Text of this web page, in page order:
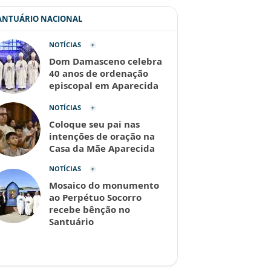
NACIONAL
NOTÍCIAS
Dom Damasceno celebra
40 anos de ordenação
episcopal em Aparecida
NOTÍCIAS
Coloque seu pai nas
intenções de oração na
Casa da Mãe Aparecida
NOTÍCIAS
Mosaico do monumento
ao Perpétuo Socorro
recebe bênção no
Santuário